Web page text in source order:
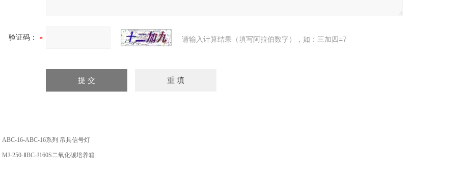
验证码： 请输入计算结果（填写阿拉伯数字），如：三加四=7
ABC-16-ABC-16系列 吊具信号灯
MJ-250-ⅡBC-J160S二氧化碳培养箱